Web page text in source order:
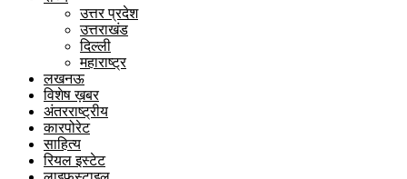
उत्तर प्रदेश
उत्तराखंड
दिल्ली
महाराष्ट्र
लखनऊ
विशेष ख़बर
अंतरराष्ट्रीय
कारपोरेट
साहित्य
रियल इस्टेट